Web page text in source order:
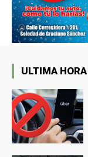
ULTIMA HORA